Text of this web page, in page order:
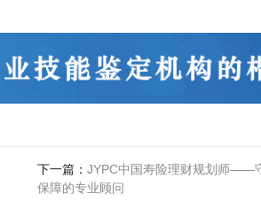
下一篇： JYPC中国寿险理财规划师——
保障的专业顾问